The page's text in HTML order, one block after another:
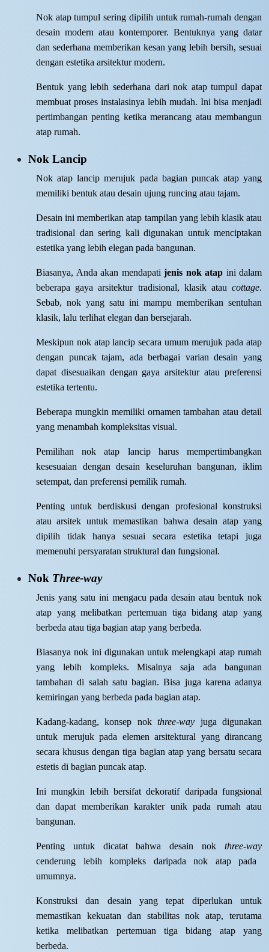
Nok atap tumpul sering dipilih untuk rumah-rumah dengan
desain modern atau kontemporer. Bentuknya yang datar
dan sederhana memberikan kesan yang lebih bersih, sesuai
dengan estetika arsitektur modern.
Bentuk yang lebih sederhana dari nok atap tumpul dapat
membuat proses instalasinya lebih mudah. Ini bisa menjadi
pertimbangan penting ketika merancang atau membangun
atap rumah.
Nok Lancip
Nok atap lancip merujuk pada bagian puncak atap yang
memiliki bentuk atau desain ujung runcing atau tajam.
Desain ini memberikan atap tampilan yang lebih klasik atau
tradisional dan sering kali digunakan untuk menciptakan
estetika yang lebih elegan pada bangunan.
Biasanya, Anda akan mendapati jenis nok atap ini dalam
beberapa gaya arsitektur tradisional, klasik atau cottage.
Sebab, nok yang satu ini mampu memberikan sentuhan
klasik, lalu terlihat elegan dan bersejarah.
Meskipun nok atap lancip secara umum merujuk pada atap
dengan puncak tajam, ada berbagai varian desain yang
dapat disesuaikan dengan gaya arsitektur atau preferensi
estetika tertentu.
Beberapa mungkin memiliki ornamen tambahan atau detail
yang menambah kompleksitas visual.
Pemilihan nok atap lancip harus mempertimbangkan
kesesuaian dengan desain keseluruhan bangunan, iklim
setempat, dan preferensi pemilik rumah.
Penting untuk berdiskusi dengan profesional konstruksi
atau arsitek untuk memastikan bahwa desain atap yang
dipilih tidak hanya sesuai secara estetika tetapi juga
memenuhi persyaratan struktural dan fungsional.
Nok Three-way
Jenis yang satu ini mengacu pada desain atau bentuk nok
atap yang melibatkan pertemuan tiga bidang atap yang
berbeda atau tiga bagian atap yang berbeda.
Biasanya nok ini digunakan untuk melengkapi atap rumah
yang lebih kompleks. Misalnya saja ada bangunan
tambahan di salah satu bagian. Bisa juga karena adanya
kemiringan yang berbeda pada bagian atap.
Kadang-kadang, konsep nokthree-way juga digunakan
untuk merujuk pada elemen arsitektural yang dirancang
secara khusus dengan tiga bagian atap yang bersatu secara
estetis di bagian puncak atap.
Ini mungkin lebih bersifat dekoratif daripada fungsional
dan dapat memberikan karakter unik pada rumah atau
bangunan.
Penting untuk dicatat bahwa desain nok three-way
cenderung lebih kompleks daripada nok atap pada
umumnya.
Konstruksi dan desain yang tepat diperlukan untuk
memastikan kekuatan dan stabilitas nok atap, terutama
ketika melibatkan pertemuan tiga bidang atap yang
berbeda.